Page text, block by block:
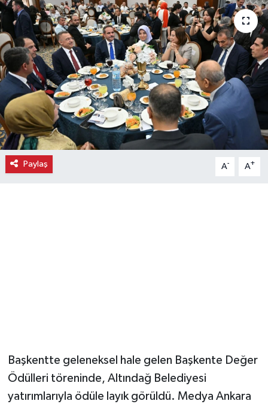
Paylaş A- A+
Başkentte geleneksel hale gelen Başkente Değer
Ödülleri töreninde, Altındağ Belediyesi
yatırımlarıyla ödüle layık görüldü. Medya Ankara
Emlak
Gündem
Gurme
Haber
İlçe Haberleri
Siyaset
Sokak Hayvanlarını Sahiplendirme